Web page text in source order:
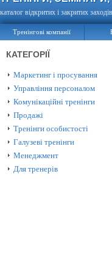
каталог відкритих і закритих
Тренінгові компанії
КАТЕГОРІЇ
Маркетинг і просування
Управління персоналом
Комунікаційні тренінги
Продажі
Тренінги особистості
Галузеві тренінги
Менеджмент
Для тренерів